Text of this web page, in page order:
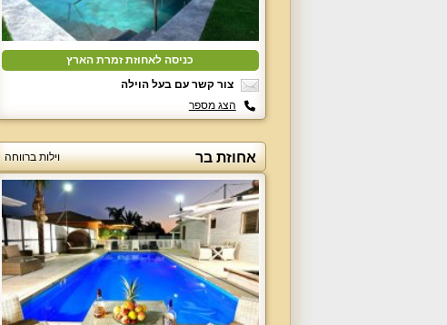
כניסה לאחוזת זמרת הארץ
צור קשר עם בעל הוילה
הצג מספר
אחוזת בר וילות ברווחה